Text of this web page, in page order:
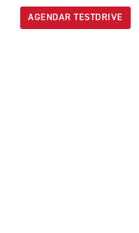
AGENDAR TESTDRIVE